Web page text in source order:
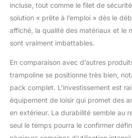
incluse, tout comme le filet de
solution « prête à l’emploi » dès le
affiché, la qualité des matériaux et le
sont vraiment imbattables.
En comparaison avec d’autres
trampoline se positionne très bien,
pack complet. L’investissement est
équipement de loisir qui promet des
en extérieur. La durabilité semble au
seul le temps pourra le confirmer